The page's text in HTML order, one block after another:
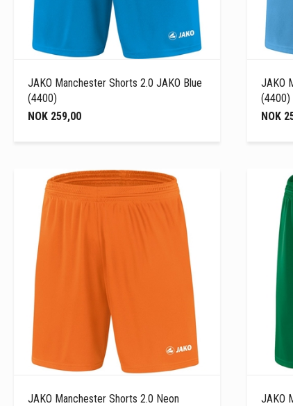
JAKO Manchester Shorts 2.0 JAKO Blue
(4400)
NOK 259,00
JAKO
(4400)
NOK
JAKO Manchester Shorts 2.0 Neon
JAKO